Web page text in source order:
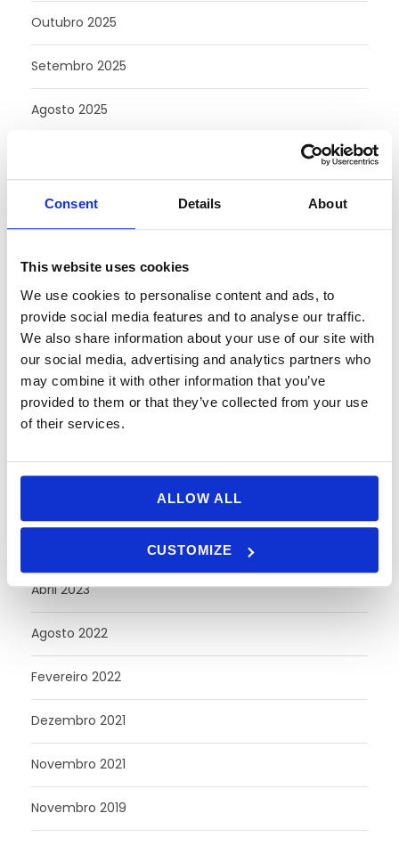
Consent Details About
This website uses cookies
We use cookies to personalise content and ads, to
provide social media features and to analyse our traffic.
We also share information about your use of our site with
our social media, advertising and analytics partners who
may combine it with other information that you’ve
provided to them or that they’ve collected from your use
of their services.
ALLOW ALL
CUSTOMIZE
Outubro 2025
Setembro 2025
Agosto 2025
Junho 2025
Agosto 2024
Junho 2024
Maio 2024
Abril 2023
Agosto 2022
Fevereiro 2022
Dezembro 2021
Novembro 2021
Novembro 2019